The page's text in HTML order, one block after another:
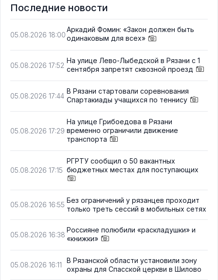
Последние новости
05.08.2026 18:00
Аркадий Фомин: «Закон должен быть
одинаковым для всех»
05.08.2026 17:52
На улице Лево-Лыбедской в Рязани с 1
сентября запретят сквозной проезд
05.08.2026 17:44
В Рязани стартовали соревнования
Спартакиады учащихся по теннису
05.08.2026 17:29
На улице Грибоедова в Рязани
временно ограничили движение
транспорта
05.08.2026 17:15
РГРТУ сообщил о 50 вакантных
бюджетных местах для поступающих
05.08.2026 16:55
Без ограничений у рязанцев проходит
только треть сессий в мобильных сетях
05.08.2026 16:38
Россияне полюбили «раскладушки» и
«книжки»
05.08.2026 16:11
В Рязанской области установили зону
охраны для Спасской церкви в Шилово